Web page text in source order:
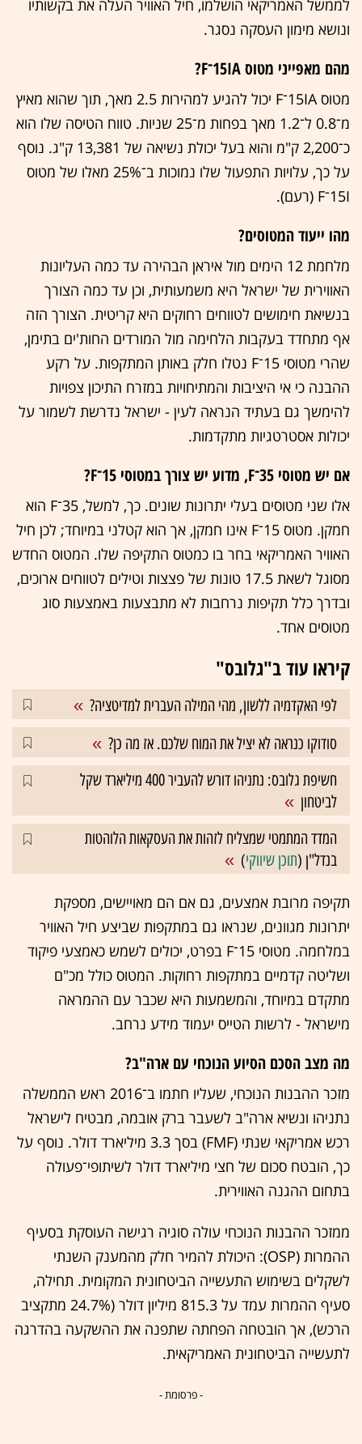
לממשל האמריקאי הושלמו, חיל האוויר העלה את בקשותיו
ונושא מימון העסקה נסגר.
מהם מאפייני מטוס 15IA־F?
מטוס 15IA־F יכול להגיע למהירות 2.5 מאך, תוך שהוא מאיץ
מ־0.8 ל־1.2 מאך בפחות מ־25 שניות. טווח הטיסה שלו הוא
כ־2,200 ק"מ והוא בעל יכולת נשיאה של 13,381 ק"ג. נוסף
על כך, עלויות התפעול שלו נמוכות ב־25% מאלו של מטוס
15I־F (רעם).
מהו ייעוד המטוסים?
מלחמת 12 הימים מול איראן הבהירה עד כמה העליונות
האווירית של ישראל היא משמעותית, וכן עד כמה הצורך
בנשיאת חימושים לטווחים רחוקים היא קריטית. הצורך הזה
אף מתחדד בעקבות הלחימה מול המורדים החות'ים בתימן,
שהרי מטוסי 15־F נטלו חלק באותן המתקפות. על רקע
ההבנה כי אי היציבות והמתיחויות במזרח התיכון צפויות
להימשך גם בעתיד הנראה לעין - ישראל נדרשת לשמור על
יכולות אסטרטגיות מתקדמות.
אם יש מטוסי 35־F, מדוע יש צורך במטוסי 15־F?
אלו שני מטוסים בעלי יתרונות שונים. כך, למשל, 35־F הוא
חמקן. מטוס 15־F אינו חמקן, אך הוא קטלני במיוחד; לכן חיל
האוויר האמריקאי בחר בו כמטוס התקיפה שלו. המטוס החדש
מסוגל לשאת 17.5 טונות של פצצות וטילים לטווחים ארוכים,
ובדרך כלל תקיפות נרחבות לא מתבצעות באמצעות סוג
מטוסים אחד.
קיראו עוד ב"גלובס"
לפי האקדמיה ללשון, מהי המילה העברית למדיטציה?
סודוקו כנראה לא יציל את המוח שלכם. אז מה כן?
חשיפת גלובס: נתניהו דורש להעביר 400 מיליארד שקל
לביטחון
המדד המתמטי שמצליח לזהות את העסקאות הלוהטות
בנדל"ן (תוכן שיווקי)
תקיפה מרובת אמצעים, גם אם הם מאויישים, מספקת
יתרונות מגוונים, שנראו גם במתקפות שביצע חיל האוויר
במלחמה. מטוסי 15־F בפרט, יכולים לשמש כאמצעי פיקוד
ושליטה קדמיים במתקפות רחוקות. המטוס כולל מכ"ם
מתקדם במיוחד, והמשמעות היא שכבר עם ההמראה
מישראל - לרשות הטייס יעמוד מידע נרחב.
מה מצב הסכם הסיוע הנוכחי עם ארה"ב?
מזכר ההבנות הנוכחי, שעליו חתמו ב־2016 ראש הממשלה
נתניהו ונשיא ארה"ב לשעבר ברק אובמה, מבטיח לישראל
רכש אמריקאי שנתי (FMF) בסך 3.3 מיליארד דולר. נוסף על
כך, הובטח סכום של חצי מיליארד דולר לשיתופי־פעולה
בתחום ההגנה האווירית.
ממזכר ההבנות הנוכחי עולה סוגיה רגישה העוסקת בסעיף
ההמרות (OSP): היכולת להמיר חלק מהמענק השנתי
לשקלים בשימוש התעשייה הביטחונית המקומית. תחילה,
סעיף ההמרות עמד על 815.3 מיליון דולר (24.7% מתקציב
הרכש), אך הובטחה הפחתה שתפנה את ההשקעה בהדרגה
לתעשייה הביטחונית האמריקאית.
- פרסומת -